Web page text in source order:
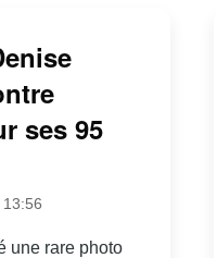
ses 95
une rare photo